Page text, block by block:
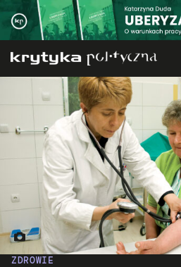
ZDROWIE
Fot. World Bank Photo